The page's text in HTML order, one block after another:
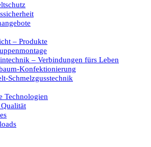
– Produkte
– Verbindungen fürs Leben
Konfektionierung
Schmelzgusstechnik
Technologien